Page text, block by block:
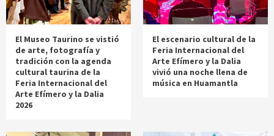
El Museo Taurino se vistió
de arte, fotografía y
tradición con la agenda
cultural taurina de la
Feria Internacional del
Arte Efímero y la Dalia
2026
El escenario cultural de la
Feria Internacional del
Arte Efímero y la Dalia
vivió una noche llena de
música en Huamantla